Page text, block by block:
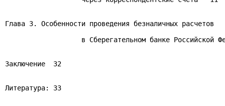
Глава 3. Особенности проведения безналичных расчетов
в Сберегательном банке Российской
Заключение  32
Литература: 33